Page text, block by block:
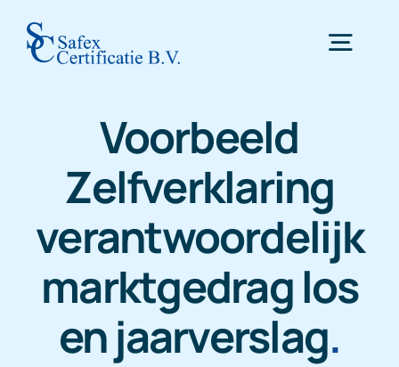
Home
Certificering
Inspectie
WTTA
Voorbeeld
Zelfverklaring
verantwoordelijk
marktgedrag los
en jaarverslag.